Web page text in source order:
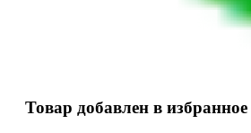
Товар добавлен в избранное